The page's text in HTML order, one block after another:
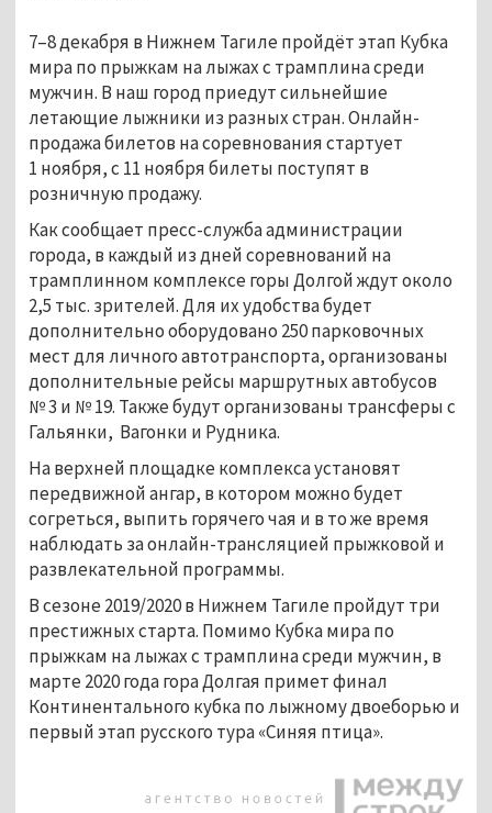
7–8 декабря в Нижнем Тагиле пройдёт этап Кубка
мира по прыжкам на лыжах с трамплина среди
мужчин. В наш город приедут сильнейшие
летающие лыжники из разных стран. Онлайн-
продажа билетов на соревнования стартует
1 ноября, с 11 ноября билеты поступят в
розничную продажу.
Как сообщает пресс-служба администрации
города, в каждый из дней соревнований на
трамплинном комплексе горы Долгой ждут около
2,5 тыс. зрителей. Для их удобства будет
дополнительно оборудовано 250 парковочных
мест для личного автотранспорта, организованы
дополнительные рейсы маршрутных автобусов
№ 3 и № 19. Также будут организованы трансферы с
Гальянки, Вагонки и Рудника.
На верхней площадке комплекса установят
передвижной ангар, в котором можно будет
согреться, выпить горячего чая и в то же время
наблюдать за онлайн-трансляцией прыжковой и
развлекательной программы.
В сезоне 2019/2020 в Нижнем Тагиле пройдут три
престижных старта. Помимо Кубка мира по
прыжкам на лыжах с трамплина среди мужчин, в
марте 2020 года гора Долгая примет финал
Континентального кубка по лыжному двоеборью и
первый этап русского тура «Синяя птица».